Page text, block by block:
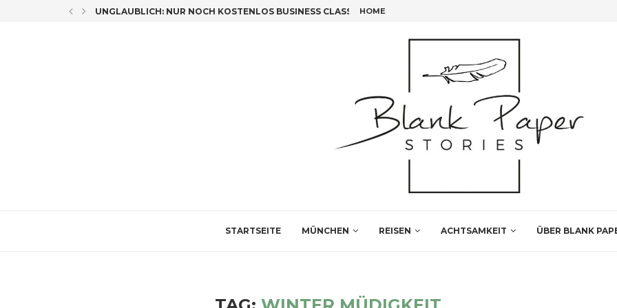
CO-AUTORIN UNGLAUBLICH: NUR NOCH KOSTENLOS BUSINESS CLASS FLIEGEN!FÜNF INSIDER TIPPS FÜR DEINEN LEIPZIG BESUCH
HOME
STARTSEITE MÜNCHEN REISEN ACHTSAMKEIT ÜBER BLANK